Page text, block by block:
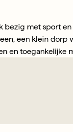
bezig met sport
een klein dorp
en toegankelijke